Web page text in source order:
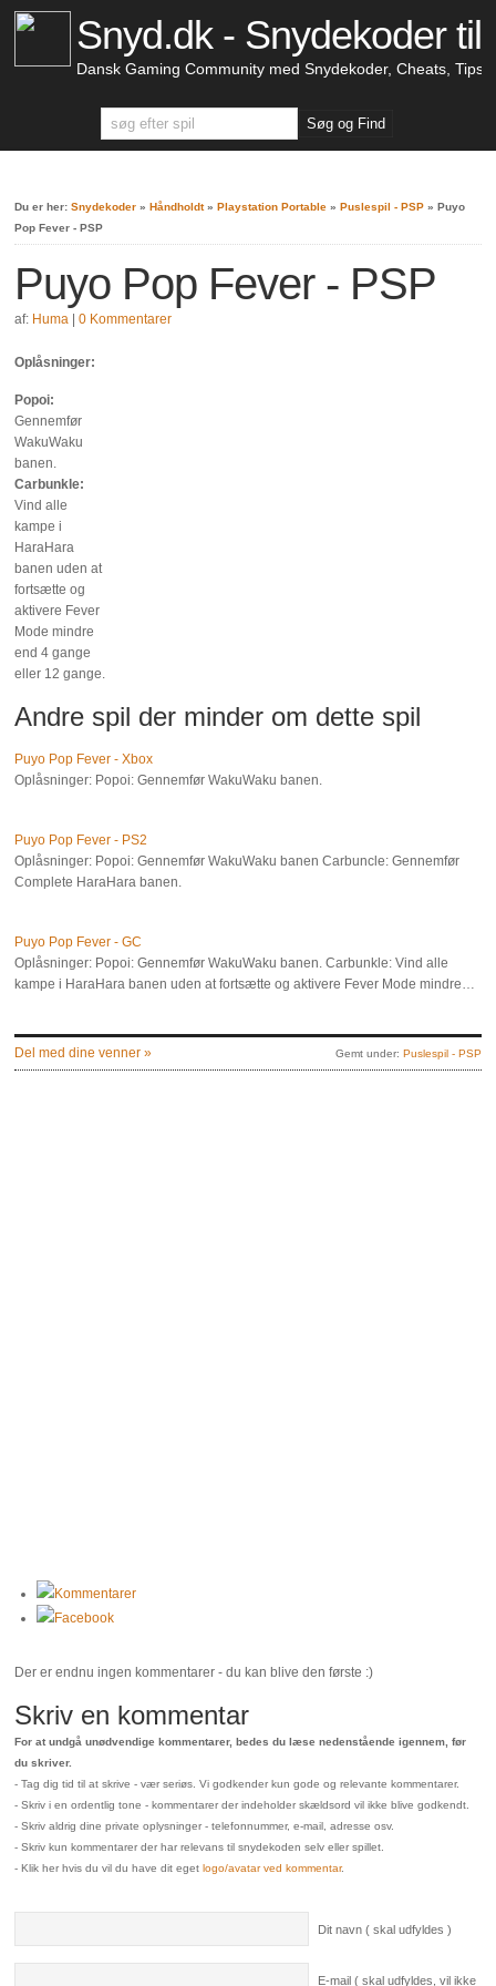
Snyd.dk - Snydekoder til
Dansk Gaming Community med Snydekoder, Cheats, Tips
Du er her:Snydekoder »Håndholdt»Playstation Portable »Puslespil - PSP »Puyo
Pop Fever - PSP
Puyo Pop Fever - PSP
af: Huma |0 Kommentarer
Oplåsninger:
Popoi:
Gennemfør
WakuWaku
banen.
Carbunkle:
Vind alle
kampe i
HaraHara
banen uden at
fortsætte og
aktivere Fever
Mode mindre
end 4 gange
eller 12 gange.
Andre spil der minder om dette spil
Puyo Pop Fever - Xbox
Oplåsninger: Popoi: Gennemfør WakuWaku banen.
Puyo Pop Fever - PS2
Oplåsninger: Popoi: Gennemfør WakuWaku banen Carbuncle: Gennemfør
Complete HaraHara banen.
Puyo Pop Fever - GC
Oplåsninger: Popoi: Gennemfør WakuWaku banen. Carbunkle: Vind alle
kampe i HaraHara banen uden at fortsætte og aktivere Fever Mode mindre…
Del med dine venner » Gemt under: Puslespil - PSP
Kommentarer
Facebook
Der er endnu ingen kommentarer - du kan blive den første :)
Skriv en kommentar
For at undgå unødvendige kommentarer, bedes du læse nedenstående igennem, før
du skriver.
- Tag dig tid til at skrive - vær seriøs. Vi godkender kun gode og relevante kommentarer.
- Skriv i en ordentlig tone - kommentarer der indeholder skældsord vil ikke blive godkendt.
- Skriv aldrig dine private oplysninger - telefonnummer, e-mail, adresse osv.
- Skriv kun kommentarer der har relevans til snydekoden selv eller spillet.
- Klik her hvis du vil du have dit egetlogo/avatar ved kommentar.
Dit navn ( skal udfyldes )
E-mail ( skal udfyldes, vil ikke